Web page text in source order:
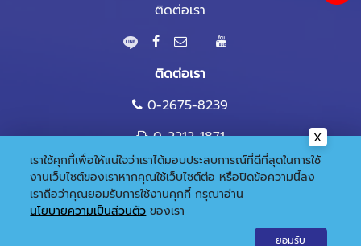
ติดต่อเรา
ติดต่อเรา
0-2675-8239
0-2212-1871
marketing@nandee.co.th
© 2020 Copyright:Gramickhouse.com
เราใช้คุกกี้เพื่อให้แน่ใจว่าเราได้มอบประสบการณ์ที่ดีที่สุดในการใช้
งานเว็บไซต์ของเราหากคุณใช้เว็บไซต์ต่อ หรือปิดข้อความนี้ลง
เราถือว่าคุณยอมรับการใช้งานคุกกี้ กรุณาอ่าน
นโยบายความเป็นส่วนตัว ของเรา
ยอมรับ